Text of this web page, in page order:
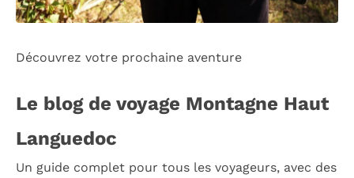
Découvrez votre prochaine aventure
Le blog de voyage Montagne Haut
Languedoc
Un guide complet pour tous les voyageurs, avec des